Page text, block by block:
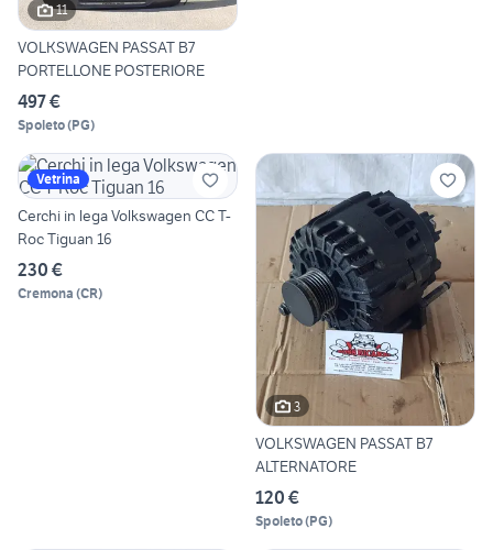
11
VOLKSWAGEN PASSAT B7
PORTELLONE POSTERIORE
497 €
Spoleto(PG)
Vetrina
Cerchi in lega Volkswagen CC T-
Roc Tiguan 16
230 €
Cremona (CR)
3
VOLKSWAGEN PASSAT B7
ALTERNATORE
120 €
Spoleto(PG)